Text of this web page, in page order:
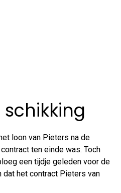
loon van Pieters na de
ten einde was. Toch
een tijdje geleden voor de
dat het contract Pieters van